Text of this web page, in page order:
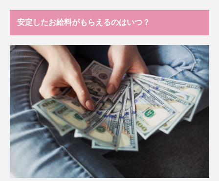
安定したお給料がもらえるのはいつ？